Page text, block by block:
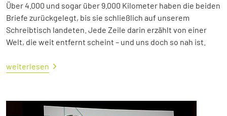
Über 4.000 und sogar über 9.000 Kilometer haben die beiden
Briefe zurückgelegt, bis sie schließlich auf unserem
Schreibtisch landeten. Jede Zeile darin erzählt von einer
Welt, die weit entfernt scheint – und uns doch so nah ist.
weiterlesen